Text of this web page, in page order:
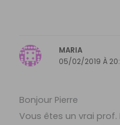
MARIA
05/02/2019 À
Bonjour Pierre
Vous êtes un vrai